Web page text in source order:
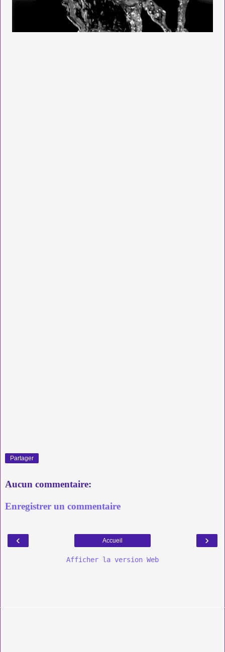
Partager
Aucun commentaire:
Enregistrer un commentaire
‹ ›
Accueil
Afficher la version Web